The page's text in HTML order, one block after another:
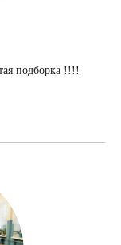
подборка !!!!